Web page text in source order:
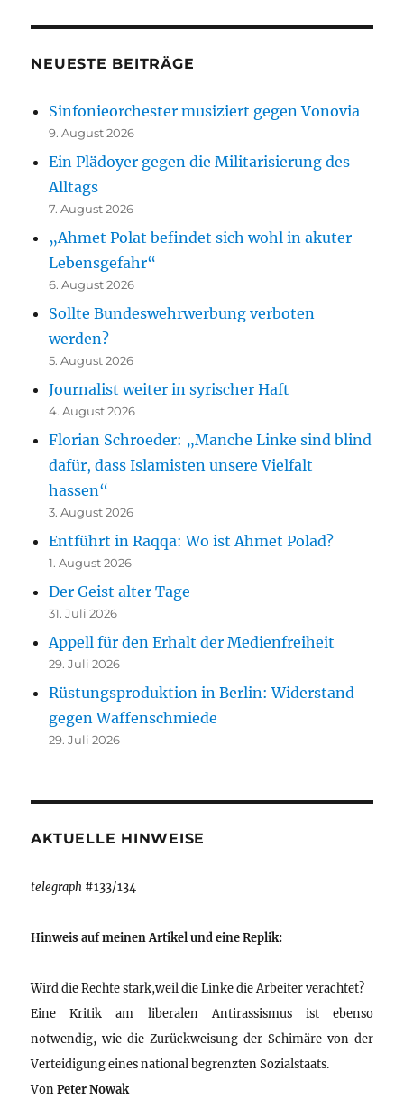
NEUESTE BEITRÄGE
Sinfonieorchester musiziert gegen Vonovia
9. August 2026
Ein Plädoyer gegen die Militarisierung des
Alltags
7. August 2026
„Ahmet Polat befindet sich wohl in akuter
Lebensgefahr“
6. August 2026
Sollte Bundeswehrwerbung verboten
werden?
5. August 2026
Journalist weiter in syrischer Haft
4. August 2026
Florian Schroeder: „Manche Linke sind blind
dafür, dass Islamisten unsere Vielfalt
hassen“
3. August 2026
Entführt in Raqqa: Wo ist Ahmet Polad?
1. August 2026
Der Geist alter Tage
31. Juli 2026
Appell für den Erhalt der Medienfreiheit
29. Juli 2026
Rüstungsproduktion in Berlin: Widerstand
gegen Waffenschmiede
29. Juli 2026
AKTUELLE HINWEISE
telegraph #133/134
Hinweis auf meinen Artikel und eine Replik:
Wird die Rechte stark,weil die Linke die Arbeiter verachtet?
Eine Kritik am liberalen Antirassismus ist ebenso
notwendig, wie die Zurückweisung der Schimäre von der
Verteidigung eines national begrenzten Sozialstaats.
VonPeter Nowak